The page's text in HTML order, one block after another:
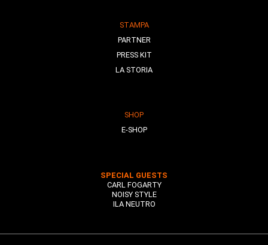
STAMPA
PARTNER
PRESS KIT
LA STORIA
SHOP
E-SHOP
SPECIAL GUESTS
CARL FOGARTY
NOISY STYLE
ILA NEUTRO